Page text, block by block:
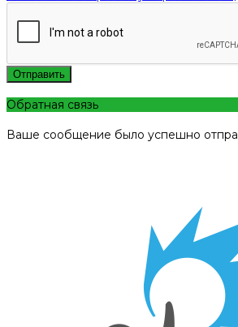
Отправить
Обратная связь
Ваше сообщение было успешно